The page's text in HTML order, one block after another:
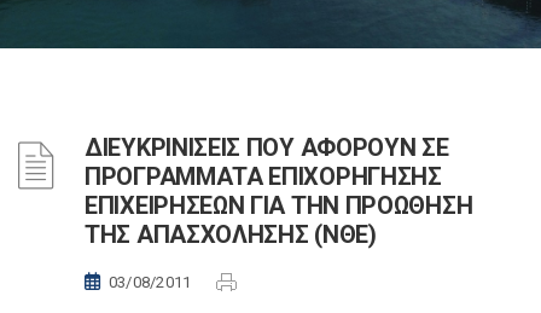
ΔΙΕΥΚΡΙΝΙΣΕΙΣ ΠΟΥ ΑΦΟΡΟΥΝ ΣΕ
ΠΡΟΓΡΑΜΜΑΤΑ ΕΠΙΧΟΡΗΓΗΣΗΣ
ΕΠΙΧΕΙΡΗΣΕΩΝ ΓΙΑ ΤΗΝ ΠΡΟΩΘΗΣΗ
ΤΗΣ ΑΠΑΣΧΟΛΗΣΗΣ (ΝΘΕ)
03/08/2011